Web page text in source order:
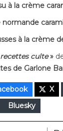
à la crème
à la crème
culte»
de Garlone
X
Bluesky